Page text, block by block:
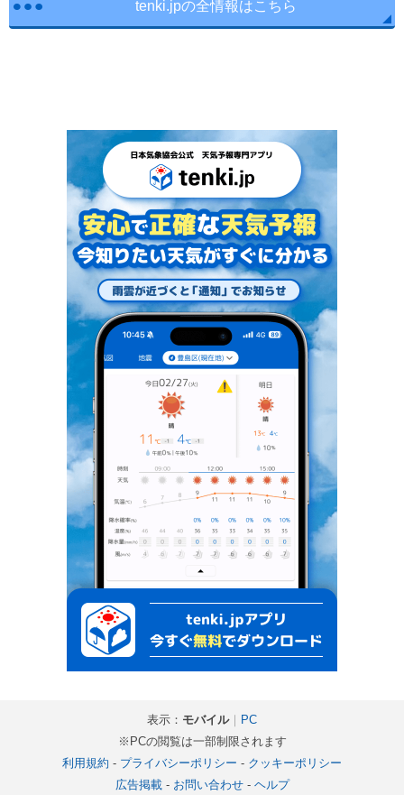
tenki.jpの全情報はこちら
表示： モバイル｜ PC
※PCの閲覧は一部制限されます
利用規約 - プライバシーポリシー - クッキーポリシー
広告掲載- お問い合わせ- ヘルプ